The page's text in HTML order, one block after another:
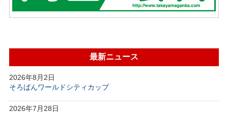
最新ニュース
2026年8月2日
そろばんワールドシティカップ
2026年7月28日